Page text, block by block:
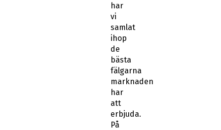
har
vi
samlat
ihop
de
bästa
fälgarna
marknaden
har
att
erbjuda.
På